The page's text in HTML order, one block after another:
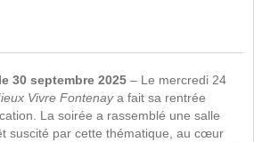
30 septembre 2025 – Le mercredi 24
Vivre Fontenaya fait sa rentrée
La soirée a rassemblé une salle
suscité par cette thématique, au cœur